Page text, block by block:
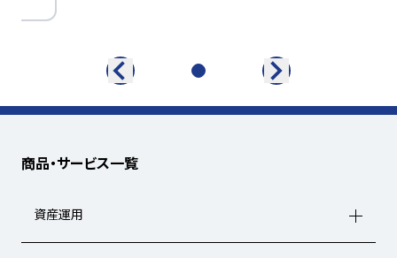
商品・サービス一覧
資産運用